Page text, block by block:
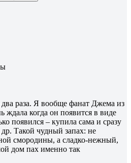
два раза. Я вообще фанат Джема из
ждала когда он появится в виде
появился – купила сама и сразу
Такой чудный запах: не
смородины, а сладко-нежный,
дом пах именно так